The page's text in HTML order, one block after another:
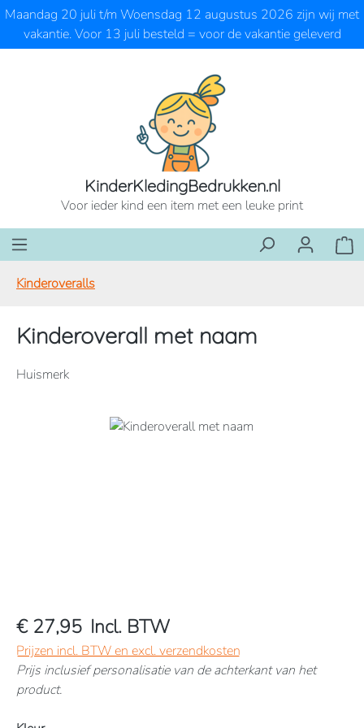
Ga naar de hoofdinhoud
Maandag 20 juli t/m Woensdag 12 augustus 2026 zijn wij met
vakantie. Voor 13 juli besteld = voor de vakantie geleverd
KinderKledingBedrukken.nl
Voor ieder kind een item met een leuke print
Kinderoveralls
Kinderoverall met naam
Huismerk
Afbeeldingengalerij overslaan
€ 27,95 Incl. BTW
Prijzen incl. BTW en excl. verzendkosten
Prijs inclusief personalisatie van de achterkant van het
product.